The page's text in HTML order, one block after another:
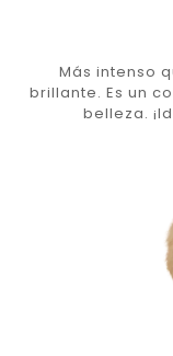
Más intenso
brillante. Es un
belleza.